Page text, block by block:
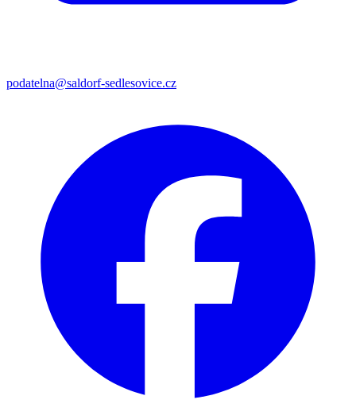
podatelna@saldorf-sedlesovice.cz